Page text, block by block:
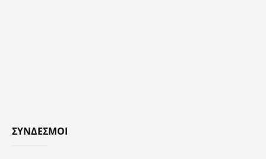
ΣΎΝΔΕΣΜΟΙ